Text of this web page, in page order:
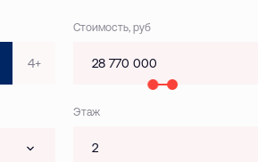
4+
Стоимость, руб
Этаж